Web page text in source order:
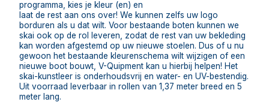
programma, kies je kleur (en) en
laat de rest aan ons over! We kunnen zelfs uw logo
borduren als u dat wilt. Voor bestaande boten kunnen we
skai ook op de rol leveren, zodat de rest van uw bekleding
kan worden afgestemd op uw nieuwe stoelen. Dus of u nu
gewoon het bestaande kleurenschema wilt wijzigen of een
nieuwe boot bouwt, V-Quipment kan u hierbij helpen! Het
skai-kunstleer is onderhoudsvrij en water- en UV-bestendig.
Uit voorraad leverbaar in rollen van 1,37 meter breed en 5
meter lang.